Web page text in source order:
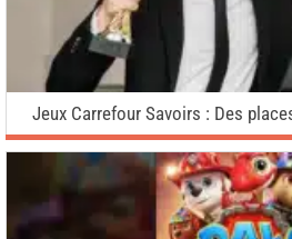
Jeux Carrefour Savoirs : Des